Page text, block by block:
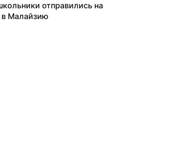
отправились на
Малайзию